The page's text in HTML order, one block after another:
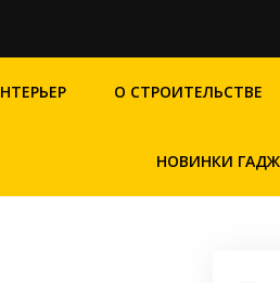
О СТРОИТЕЛЬСТВЕ
НОВИНКИ